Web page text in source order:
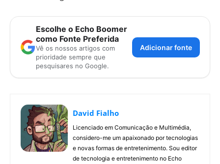
Pokémon TCG Scarlet & Violet – Destined Rivals - Elite Trainer Box
Pokémon TCG Scarlet & Violet – Destined Rivals - Elite Trainer Box
Pokémon TCG Scarlet & Violet – Destined Rivals - Elite Trainer Box
Escolhe o Echo Boomer
como Fonte Preferida
Vê os nossos artigos com
prioridade sempre que
pesquisares no Google.
Adicionar fonte
David Fialho
Licenciado em Comunicação e Multimédia,
considero-me um apaixonado por tecnologias
e novas formas de entretenimento. Sou editor
de tecnologia e entretenimento no Echo